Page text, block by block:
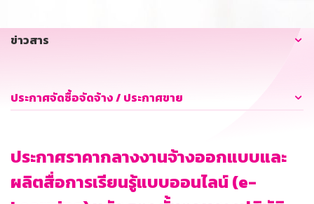
ข่าวสาร
ประกาศจัดซื้อจัดจ้าง / ประกาศขาย
ประกาศราคากลางงานจ้างออกแบบและ
ผลิตสื่อการเรียนรู้แบบออนไลน์ (e-